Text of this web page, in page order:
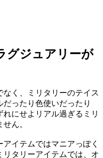
グジュアリーが
く、ミリタリーのテイス
だったり色使いだったり
にせよリアル過ぎるミリ
ん。
イテムではマニアっぽく
リタリーアイテムでは、オ